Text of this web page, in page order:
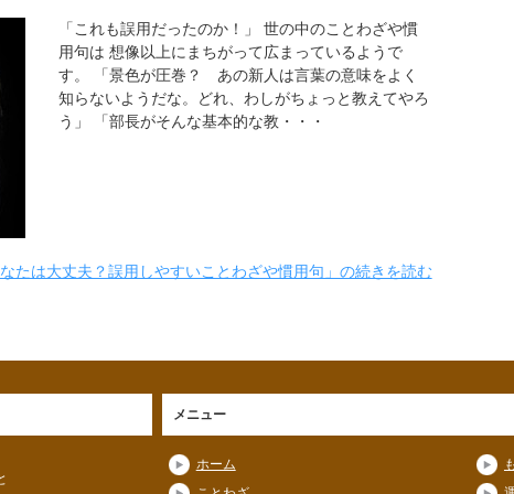
「これも誤用だったのか！」 世の中のことわざや慣
用句は 想像以上にまちがって広まっているようで
す。 「景色が圧巻？ あの新人は言葉の意味をよく
知らないようだな。どれ、わしがちょっと教えてやろ
う」 「部長がそんな基本的な教・・・
なたは大丈夫？誤用しやすいことわざや慣用句」の続きを読む
メニュー
ホーム